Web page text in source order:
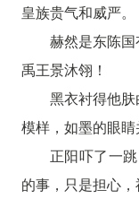
皇族贵气和威严。
赫然是东陈
禹王景沐翎！
黑衣衬得他
模样，如墨的眼睛
正阳吓了一
的事，只是担心